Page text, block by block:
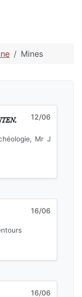
Mines
12/06
Mr J
16/06
16/06